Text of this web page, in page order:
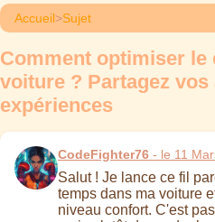
Accueil>Sujet
Comment optimiser
voiture ? Partagez vos
expériences
CodeFighter76 - le 11
Salut ! Je lance ce fil
temps dans ma voiture
niveau confort. C'est